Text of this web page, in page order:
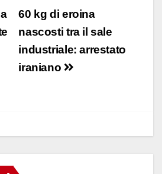
k
e
dI
n
ail n
di
vi
di
60 kg di eroina
nascosti tra il sale
industriale: arrestato
iraniano